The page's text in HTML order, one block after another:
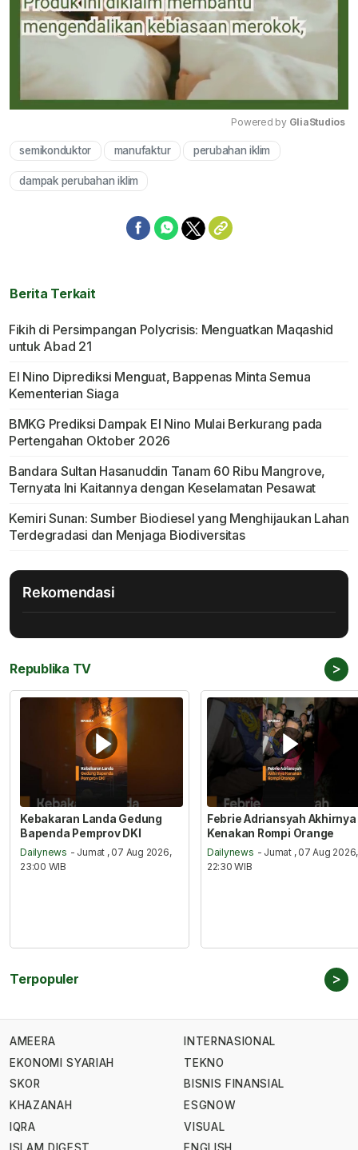
Powered by GliaStudios
semikonduktor manufaktur perubahan iklim
dampak perubahan iklim
Berita Terkait
Fikih di Persimpangan Polycrisis: Menguatkan Maqashid
untuk Abad 21
El Nino Diprediksi Menguat, Bappenas Minta Semua
Kementerian Siaga
BMKG Prediksi Dampak El Nino Mulai Berkurang pada
Pertengahan Oktober 2026
Bandara Sultan Hasanuddin Tanam 60 Ribu Mangrove,
Ternyata Ini Kaitannya dengan Keselamatan Pesawat
Kemiri Sunan: Sumber Biodiesel yang Menghijaukan Lahan
Terdegradasi dan Menjaga Biodiversitas
Rekomendasi
Republika TV >
Kebakaran Landa Gedung
Bapenda Pemprov DKI
Dailynews - Jumat , 07 Aug 2026,
23:00 WIB
Febrie Adriansyah Akhirnya
Kenakan Rompi Orange
Dailynews - Jumat , 07 Aug 2026,
22:30 WIB
Terpopuler >
AMEERA
EKONOMI SYARIAH
SKOR
KHAZANAH
IQRA
INTERNASIONAL
TEKNO
BISNIS FINANSIAL
ESGNOW
VISUAL